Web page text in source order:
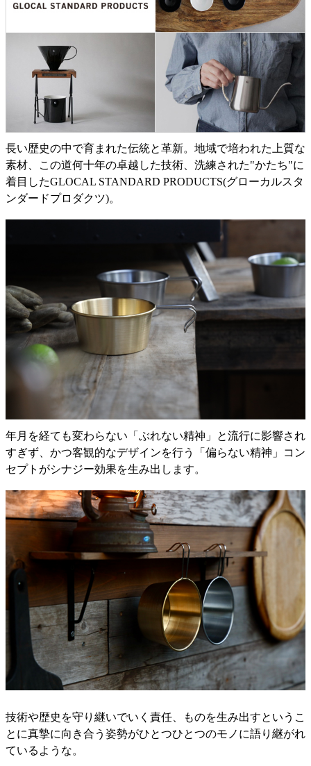
長い歴史の中で育まれた伝統と革新。地域で培われた上質な
素材、この道何十年の卓越した技術、洗練された"かたち"に
着目したGLOCAL STANDARD PRODUCTS(グローカルスタ
ンダードプロダクツ)。
年月を経ても変わらない「ぶれない精神」と流行に影響され
すぎず、かつ客観的なデザインを行う「偏らない精神」コン
セプトがシナジー効果を生み出します。
技術や歴史を守り継いでいく責任、ものを生み出すというこ
とに真摯に向き合う姿勢がひとつひとつのモノに語り継がれ
ているような。